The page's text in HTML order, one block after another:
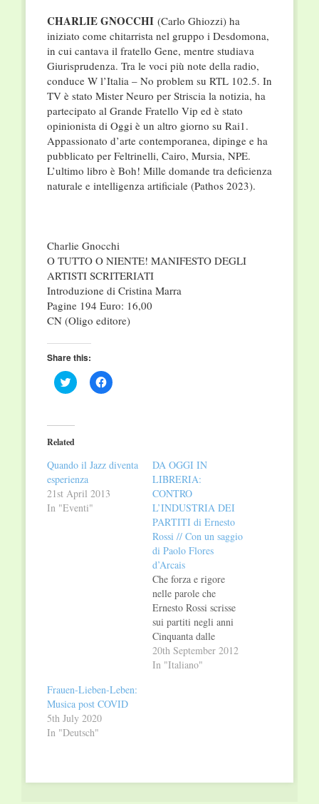
CHARLIE GNOCCHI(Carlo Ghiozzi) ha
iniziato come chitarrista nel gruppo i Desdomona,
in cui cantava il fratello Gene, mentre studiava
Giurisprudenza. Tra le voci più note della radio,
conduce W l’Italia – No problem su RTL 102.5. In
TV è stato Mister Neuro per Striscia la notizia, ha
partecipato al Grande Fratello Vip ed è stato
opinionista di Oggi è un altro giorno su Rai1.
Appassionato d’arte contemporanea, dipinge e ha
pubblicato per Feltrinelli, Cairo, Mursia, NPE.
L’ultimo libro è Boh! Mille domande tra deficienza
naturale e intelligenza artificiale (Pathos 2023).
Charlie Gnocchi
O TUTTO O NIENTE! MANIFESTO DEGLI
ARTISTI SCRITERIATI
Introduzione di Cristina Marra
Pagine 194 Euro: 16,00
CN (Oligo editore)
Share this:
Click
to
(Opens
in
new
Click
to
Related
Quando il Jazz diventa
esperienza
21st April 2013
In "Eventi"
DA OGGI IN
LIBRERIA:
CONTRO
L’INDUSTRIA DEI
PARTITI di Ernesto
Rossi // Con un saggio
di Paolo Flores
d’Arcais
Che forza e rigore
nelle parole che
Ernesto Rossi scrisse
sui partiti negli anni
Cinquanta dalle
colonne de «il
Mondo». Vale la pena
20th September 2012
In "Italiano"
Frauen-Lieben-Leben:
Musica post COVID
5th July 2020
In "Deutsch"